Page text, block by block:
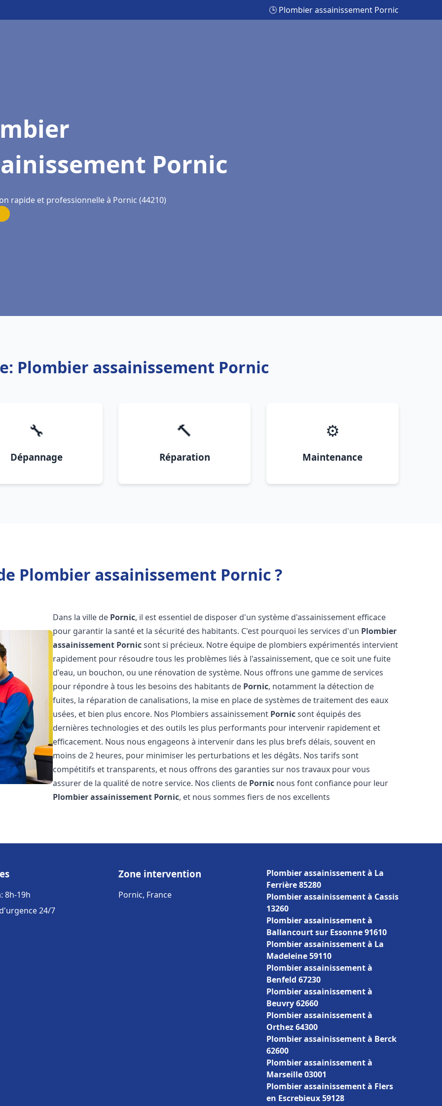
🕒 Plombier assainissement Pornic
Pornic
rapide et professionnelle à Pornic (44210)
Plombier assainissement Pornic
🔧
Dépannage
🔨
Réparation
⚙️
Maintenance
Plombier assainissement Pornic ?
Dans la ville de Pornic, il est essentiel de disposer d'un système d'assainissement efficace
pour garantir la santé et la sécurité des habitants. C'est pourquoi les services d'un Plombier
assainissement Pornicsont si précieux. Notre équipe de plombiers expérimentés intervient
rapidement pour résoudre tous les problèmes liés à l'assainissement, que ce soit une fuite
d'eau, un bouchon, ou une rénovation de système. Nous offrons une gamme de services
pour répondre à tous les besoins des habitants de Pornic, notamment la détection de
fuites, la réparation de canalisations, la mise en place de systèmes de traitement des eaux
usées, et bien plus encore. Nos Plombiers assainissement Pornicsont équipés des
dernières technologies et des outils les plus performants pour intervenir rapidement et
efficacement. Nous nous engageons à intervenir dans les plus brefs délais, souvent en
moins de 2 heures, pour minimiser les perturbations et les dégâts. Nos tarifs sont
compétitifs et transparents, et nous offrons des garanties sur nos travaux pour vous
assurer de la qualité de notre service. Nos clients de Pornic nous font confiance pour leur
Plombier assainissement Pornic, et nous sommes fiers de nos excellents
8h-19h
24/7
Zone intervention
Pornic, France
Plombier assainissement à La
Ferrière 85280
Plombier assainissement à Cassis
13260
Plombier assainissement à
Ballancourt sur Essonne 91610
Plombier assainissement à La
Madeleine 59110
Plombier assainissement à
Benfeld 67230
Plombier assainissement à
Beuvry 62660
Plombier assainissement à
Orthez 64300
Plombier assainissement à Berck
62600
Plombier assainissement à
Marseille 03001
Plombier assainissement à Flers
en Escrebieux 59128